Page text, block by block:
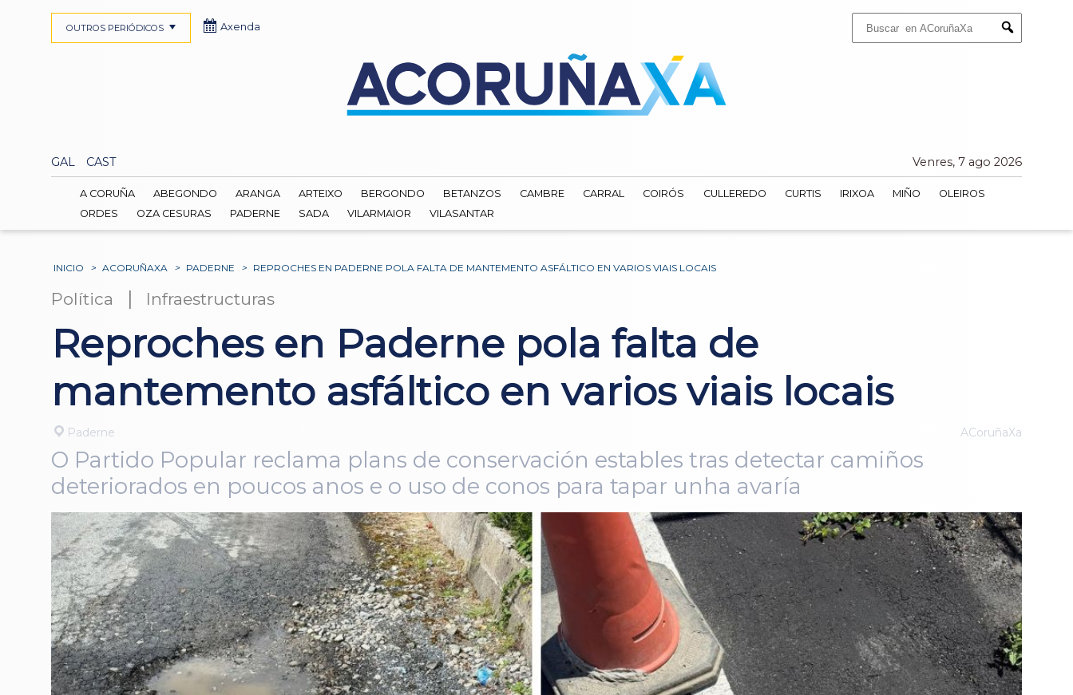
Submit
GAL CAST Venres, 7 ago 2026
OUTROS PERIÓDICOS Axenda
A CORUÑA ABEGONDO ARANGA ARTEIXO BERGONDO BETANZOS CAMBRE CARRAL COIRÓS CULLEREDO CURTIS IRIXOA MIÑO
OLEIROS
ORDES
OZA CESURAS PADERNE SADA VILARMAIOR VILASANTAR
INICIO > ACORUÑAXA > PADERNE > REPROCHES EN PADERNE POLA FALTA DE MANTEMENTO ASFÁLTICO EN VARIOS VIAIS LOCAIS
Política | Infraestructuras
Reproches en Paderne pola falta de
mantemento asfáltico en varios viais locais
Paderne ACoruñaXa
O Partido Popular reclama plans de conservación estables tras detectar camiños
deteriorados en poucos anos e o uso de conos para tapar unha avaría